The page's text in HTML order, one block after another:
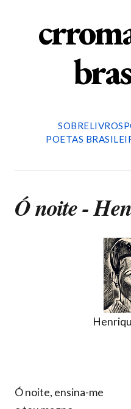
SOBRELIVROS
POETAS
Ó noite -
Ó noite, ensina-me